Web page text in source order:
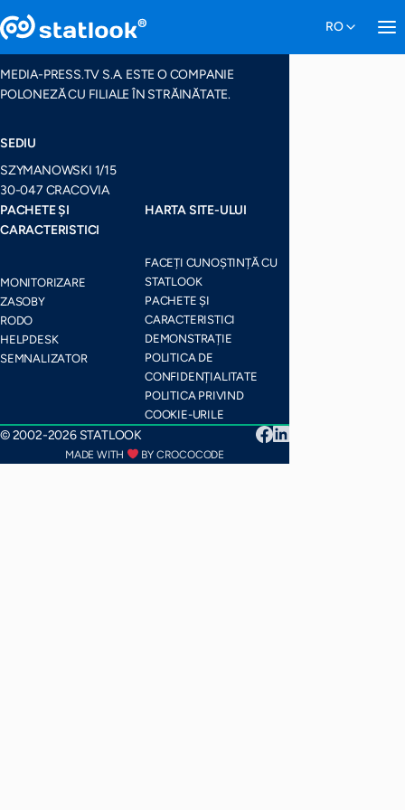
MEDIA-PRESS.TV S.A. ESTE O COMPANIE
POLONEZĂ CU FILIALE ÎN STRĂINĂTATE.
SEDIU
SZYMANOWSKI 1/15
30-047 CRACOVIA
PACHETE ȘI
CARACTERISTICI
MONITORIZARE
ZASOBY
RODO
HELPDESK
SEMNALIZATOR
HARTA SITE-ULUI
FACEȚI CUNOȘTINȚĂ CU
STATLOOK
PACHETE ȘI
CARACTERISTICI
DEMONSTRAȚIE
POLITICA DE
CONFIDENȚIALITATE
POLITICA PRIVIND
COOKIE-URILE
© 2002-2026 STATLOOK
MADE WITH BY CROCOCODE